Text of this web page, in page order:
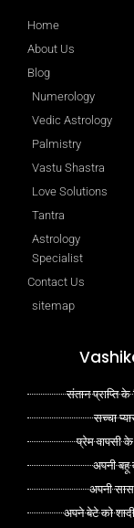
Home
About Us
Blog
Numerology
Vedic Astrology
Palmistry
Vastu Shastra
Love Solutions
Tantra
Astrology
Specialist
Contact Us
sitemap
संतान प्राप्ति
सच्चा
प्रेम वापसी
अपनी
अपनी
अपने बेटे को